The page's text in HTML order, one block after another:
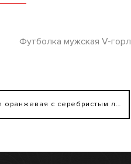
Футболка мужская V-
Футболка мужская Only Man оранжевая с серебристым лого сзади